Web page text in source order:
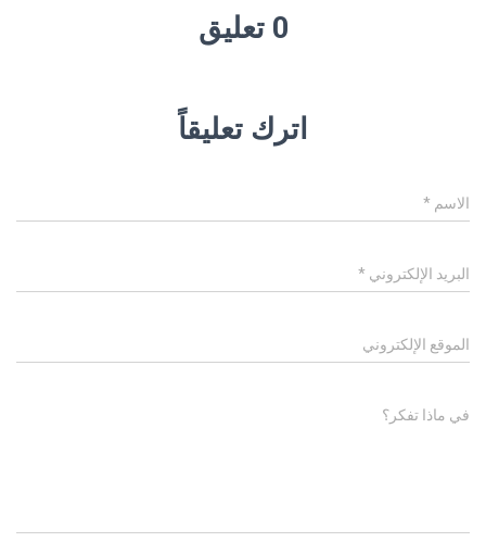
0 تعليق
اترك تعليقاً
الاسم *
البريد الإلكتروني *
الموقع الإلكتروني
في ماذا تفكر؟